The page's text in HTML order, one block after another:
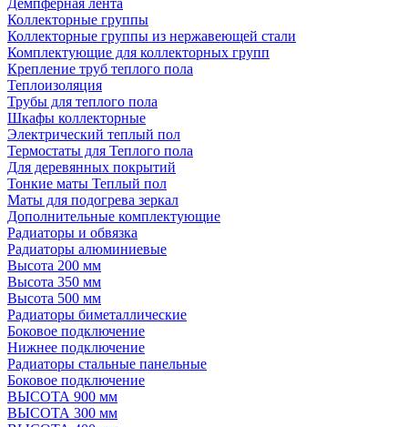
Коллекторные группы
Коллекторные группы из нержавеющей стали
Комплектующие для коллекторных групп
Крепление труб теплого пола
Теплоизоляция
Трубы для теплого пола
Шкафы коллекторные
Электрический теплый пол
Термостаты для Теплого пола
Для деревянных покрытий
Тонкие маты Теплый пол
Маты для подогрева зеркал
Дополнительные комплектующие
Радиаторы и обвязка
Радиаторы алюминиевые
Высота 200 мм
Высота 350 мм
Высота 500 мм
Радиаторы биметаллические
Боковое подключение
Нижнее подключение
Радиаторы стальные панельные
Боковое подключение
ВЫСОТА 900 мм
ВЫСОТА 300 мм